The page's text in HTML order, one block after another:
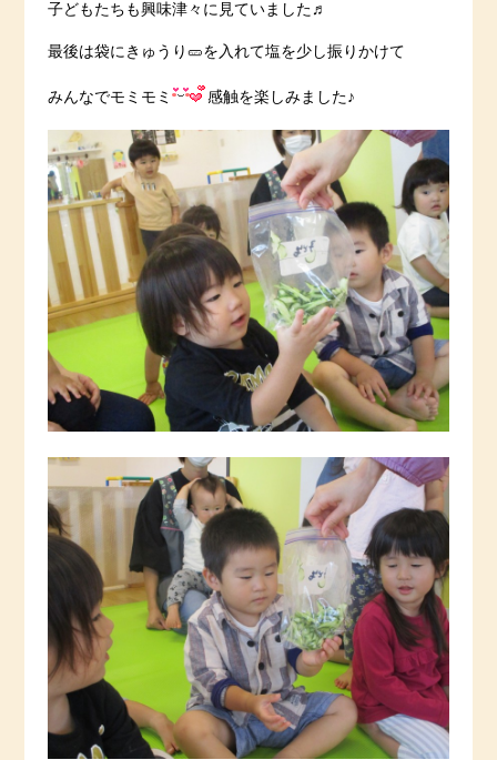
子どもたちも興味津々に見ていました♬
最後は袋にきゅうり🥒を入れて塩を少し振りかけて
みんなでモミモミ 感触を楽しみました♪